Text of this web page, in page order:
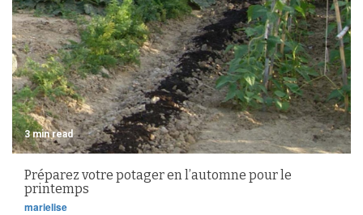
3 min read
Préparez votre potager en l’automne pour le
printemps
marielise